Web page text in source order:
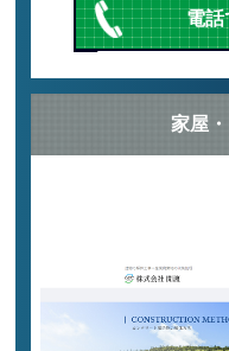
電話
家屋